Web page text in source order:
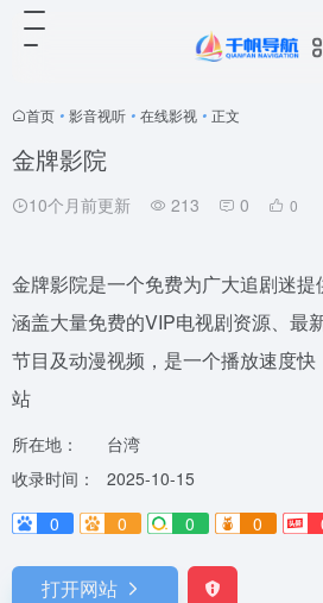
首页 • 影音视听 • 在线影视 • 正文
金牌影院
10个月前更新 213 0 0
金牌影院是一个免费为广大追剧迷提
涵盖大量免费的VIP电视剧资源、最
节目及动漫视频，是一个播放速度
站
所在地：
台湾
收录时间：
2025-10-15
0
0 0 0
打开网站